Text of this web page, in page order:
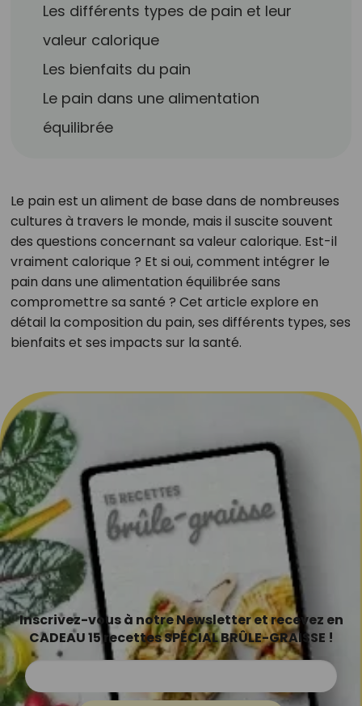
Les différents types de pain et leur
valeur calorique
Les bienfaits du pain
Le pain dans une alimentation
équilibrée
Le pain est un aliment de base dans de nombreuses
cultures à travers le monde, mais il suscite souvent
des questions concernant sa valeur calorique. Est-il
vraiment calorique ? Et si oui, comment intégrer le
pain dans une alimentation équilibrée sans
compromettre sa santé ? Cet article explore en
détail la composition du pain, ses différents types, ses
bienfaits et ses impacts sur la santé.
Inscrivez-vous à notre Newsletter et recevez en
CADEAU 15 recettes SPÉCIAL BRÛLE-GRAISSE !